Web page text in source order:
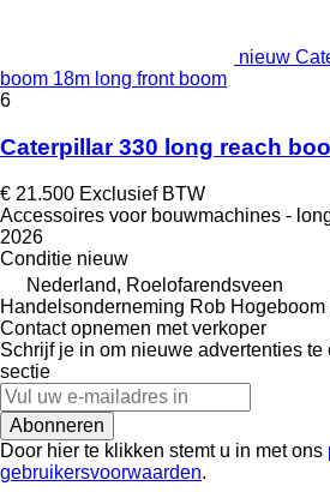
nieuw
boom 18m long front boom
6
Caterpillar 330 long reach
€ 21.500 Exclusief BTW
Accessoires voor bouwmachines -
2026
Conditie nieuw
Nederland, Roelofarendsveen
Handelsonderneming Rob Hogeboom
Contact opnemen met verkoper
Schrijf je in om nieuwe advertenties te
sectie
Abonneren
Door hier te klikken stemt u in met ons
gebruikersvoorwaarden.